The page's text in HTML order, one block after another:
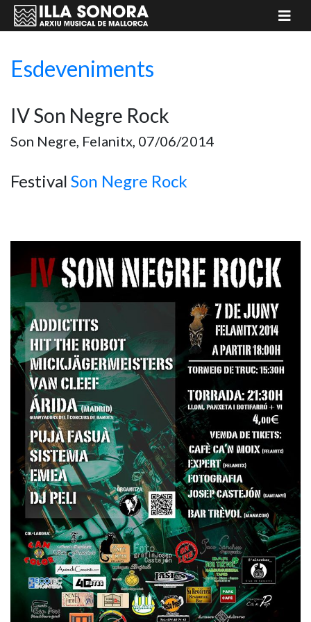
Esdeveniments
IV Son Negre Rock
Son Negre, Felanitx, 07/06/2014
Festival Son Negre Rock